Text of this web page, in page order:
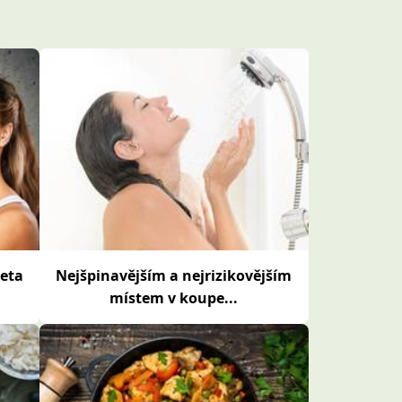
Nejšpinavějším a nejrizikovějším
místem v koupe...